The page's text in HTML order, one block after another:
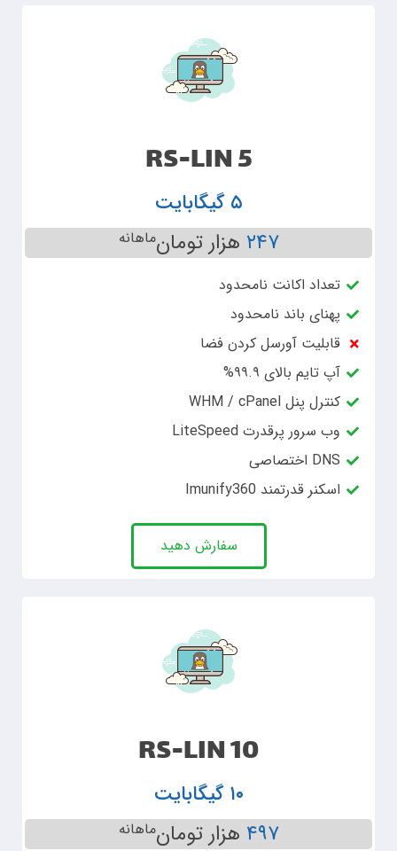
RS-LIN 5
۵ گیگابایت
۲۴۷ هزار تومانماهانه
تعداد اکانت نامحدود
پهنای باند نامحدود
قابلیت آورسل کردن فضا
آپ تایم بالای ۹۹.۹%
کنترل پنل WHM / cPanel
وب سرور پرقدرت LiteSpeed
DNS اختصاصی
اسکنر قدرتمند Imunify360
سفارش دهید
RS-LIN 10
۱۰ گیگابایت
۴۹۷ هزار تومانماهانه